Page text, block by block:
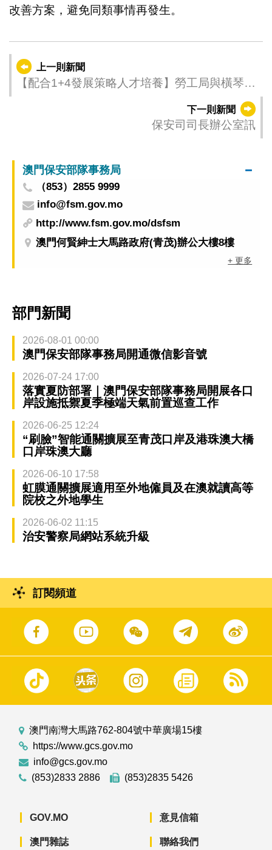
改善方案，避免同類事情再發生。
上一則新聞
【配合1+4發展策略人才培養】勞工局與橫琴民
生局合作推出兩個專項實習計劃提供90個實習
下一則新聞
保安司司長辦公室訊
澳門保安部隊事務局
（853）2855 9999
info@fsm.gov.mo
http://www.fsm.gov.mo/dsfsm
澳門何賢紳士大馬路政府(青茂)辦公大樓8樓
+ 更多
部門新聞
2026-08-01 00:00
澳門保安部隊事務局開通微信影音號
2026-07-24 17:00
落實夏防部署｜澳門保安部隊事務局開展各口
岸設施抵禦夏季極端天氣前置巡查工作
2026-06-25 12:24
“刷臉”智能通關擴展至青茂口岸及港珠澳大橋
口岸珠澳大廳
2026-06-10 17:58
虹膜通關擴展適用至外地僱員及在澳就讀高等
院校之外地學生
2026-06-02 11:15
治安警察局網站系統升級
訂閱頻道
澳門南灣大馬路762-804號中華廣場15樓
https://www.gcs.gov.mo
info@gcs.gov.mo
(853)2833 2886
(853)2835 5426
GOV.MO
澳門雜誌
意見信箱
聯絡我們